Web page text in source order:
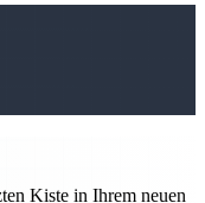
Kiste in Ihrem neuen